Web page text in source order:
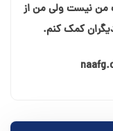
من نیست ولی من از
دیگران کمک کنم.